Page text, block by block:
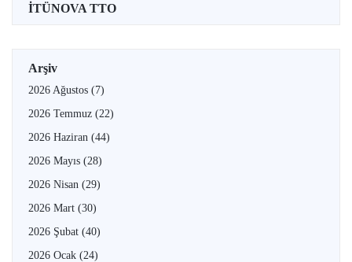
İTÜNOVA TTO
Arşiv
2026 Ağustos (7)
2026 Temmuz (22)
2026 Haziran (44)
2026 Mayıs (28)
2026 Nisan (29)
2026 Mart (30)
2026 Şubat (40)
2026 Ocak (24)